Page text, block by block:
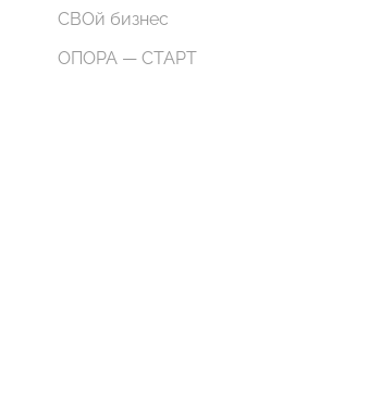
СВОй бизнес
ОПОРА — СТАРТ